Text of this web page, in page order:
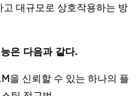
대규모로 상호작용하는 방
은 다음과 같다.
을 신뢰할 수 있는 하나의 플